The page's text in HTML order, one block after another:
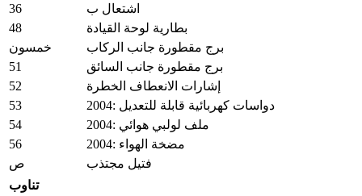
36
اشتعال ب
48
بطارية لوحة القيادة
خمسون
برج مقطورة جانب الركاب
51
برج مقطورة جانب السائق
52
إشارات الانعطاف الخطرة
53
2004: دواسات كهربائية قابلة للتعديل
54
2004: ملف لولبي هوائي
56
2004: مضخة الهواء
ص
فتيل مجتذب
تناوب